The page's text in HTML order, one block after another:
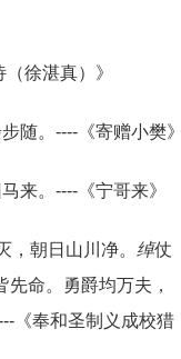
徐湛真）》
随。----《寄赠小樊》
来。----《宁哥来》
朝日山川净。 绰仗
命。勇爵均万夫，
《奉和圣制义成校猎